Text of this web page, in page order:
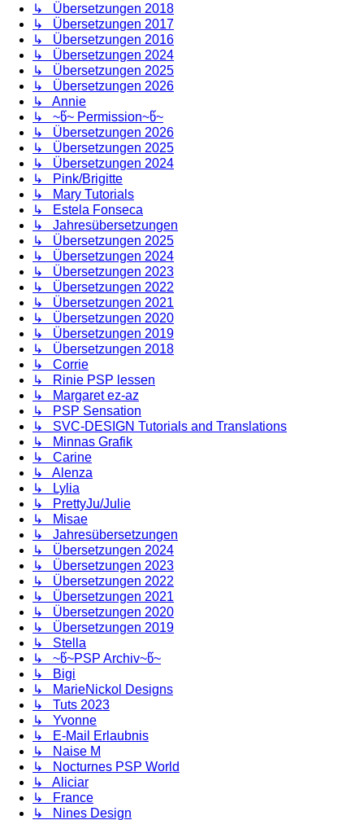
↳ Übersetzungen 2018
↳ Übersetzungen 2017
↳ Übersetzungen 2016
↳ Übersetzungen 2024
↳ Übersetzungen 2025
↳ Übersetzungen 2026
↳ Annie
↳ ~წ~ Permission~წ~
↳ Übersetzungen 2026
↳ Übersetzungen 2025
↳ Übersetzungen 2024
↳ Pink/Brigitte
↳ Mary Tutorials
↳ Estela Fonseca
↳ Jahresübersetzungen
↳ Übersetzungen 2025
↳ Übersetzungen 2024
↳ Übersetzungen 2023
↳ Übersetzungen 2022
↳ Übersetzungen 2021
↳ Übersetzungen 2020
↳ Übersetzungen 2019
↳ Übersetzungen 2018
↳ Corrie
↳ Rinie PSP lessen
↳ Margaret ez-az
↳ PSP Sensation
↳ SVC-DESIGN Tutorials and Translations
↳ Minnas Grafik
↳ Carine
↳ Alenza
↳ Lylia
↳ PrettyJu/Julie
↳ Misae
↳ Jahresübersetzungen
↳ Übersetzungen 2024
↳ Übersetzungen 2023
↳ Übersetzungen 2022
↳ Übersetzungen 2021
↳ Übersetzungen 2020
↳ Übersetzungen 2019
↳ Stella
↳ ~წ~PSP Archiv~წ~
↳ Bigi
↳ MarieNickol Designs
↳ Tuts 2023
↳ Yvonne
↳ E-Mail Erlaubnis
↳ Naise M
↳ Nocturnes PSP World
↳ Aliciar
↳ France
↳ Nines Design